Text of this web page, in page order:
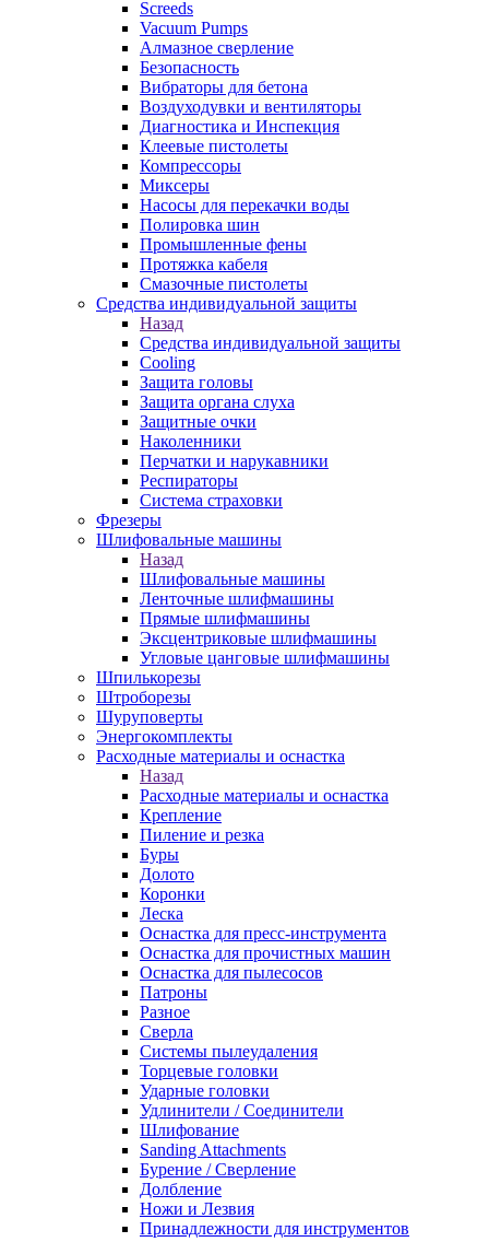
Screeds
Vacuum Pumps
Алмазное сверление
Безопасность
Вибраторы для бетона
Воздуходувки и вентиляторы
Диагностика и Инспекция
Клеевые пистолеты
Компрессоры
Миксеры
Насосы для перекачки воды
Полировка шин
Промышленные фены
Протяжка кабеля
Смазочные пистолеты
Средства индивидуальной защиты
Назад
Средства индивидуальной защиты
Cooling
Защита головы
Защита органа слуха
Защитные очки
Наколенники
Перчатки и нарукавники
Респираторы
Система страховки
Фрезеры
Шлифовальные машины
Назад
Шлифовальные машины
Ленточные шлифмашины
Прямые шлифмашины
Эксцентриковые шлифмашины
Угловые цанговые шлифмашины
Шпилькорезы
Штроборезы
Шуруповерты
Энергокомплекты
Расходные материалы и оснастка
Назад
Расходные материалы и оснастка
Крепление
Пиление и резка
Буры
Долото
Коронки
Леска
Оснастка для пресс-инструмента
Оснастка для прочистных машин
Оснастка для пылесосов
Патроны
Разное
Сверла
Системы пылеудаления
Торцевые головки
Ударные головки
Удлинители / Соединители
Шлифование
Sanding Attachments
Бурение / Сверление
Долбление
Ножи и Лезвия
Принадлежности для инструментов